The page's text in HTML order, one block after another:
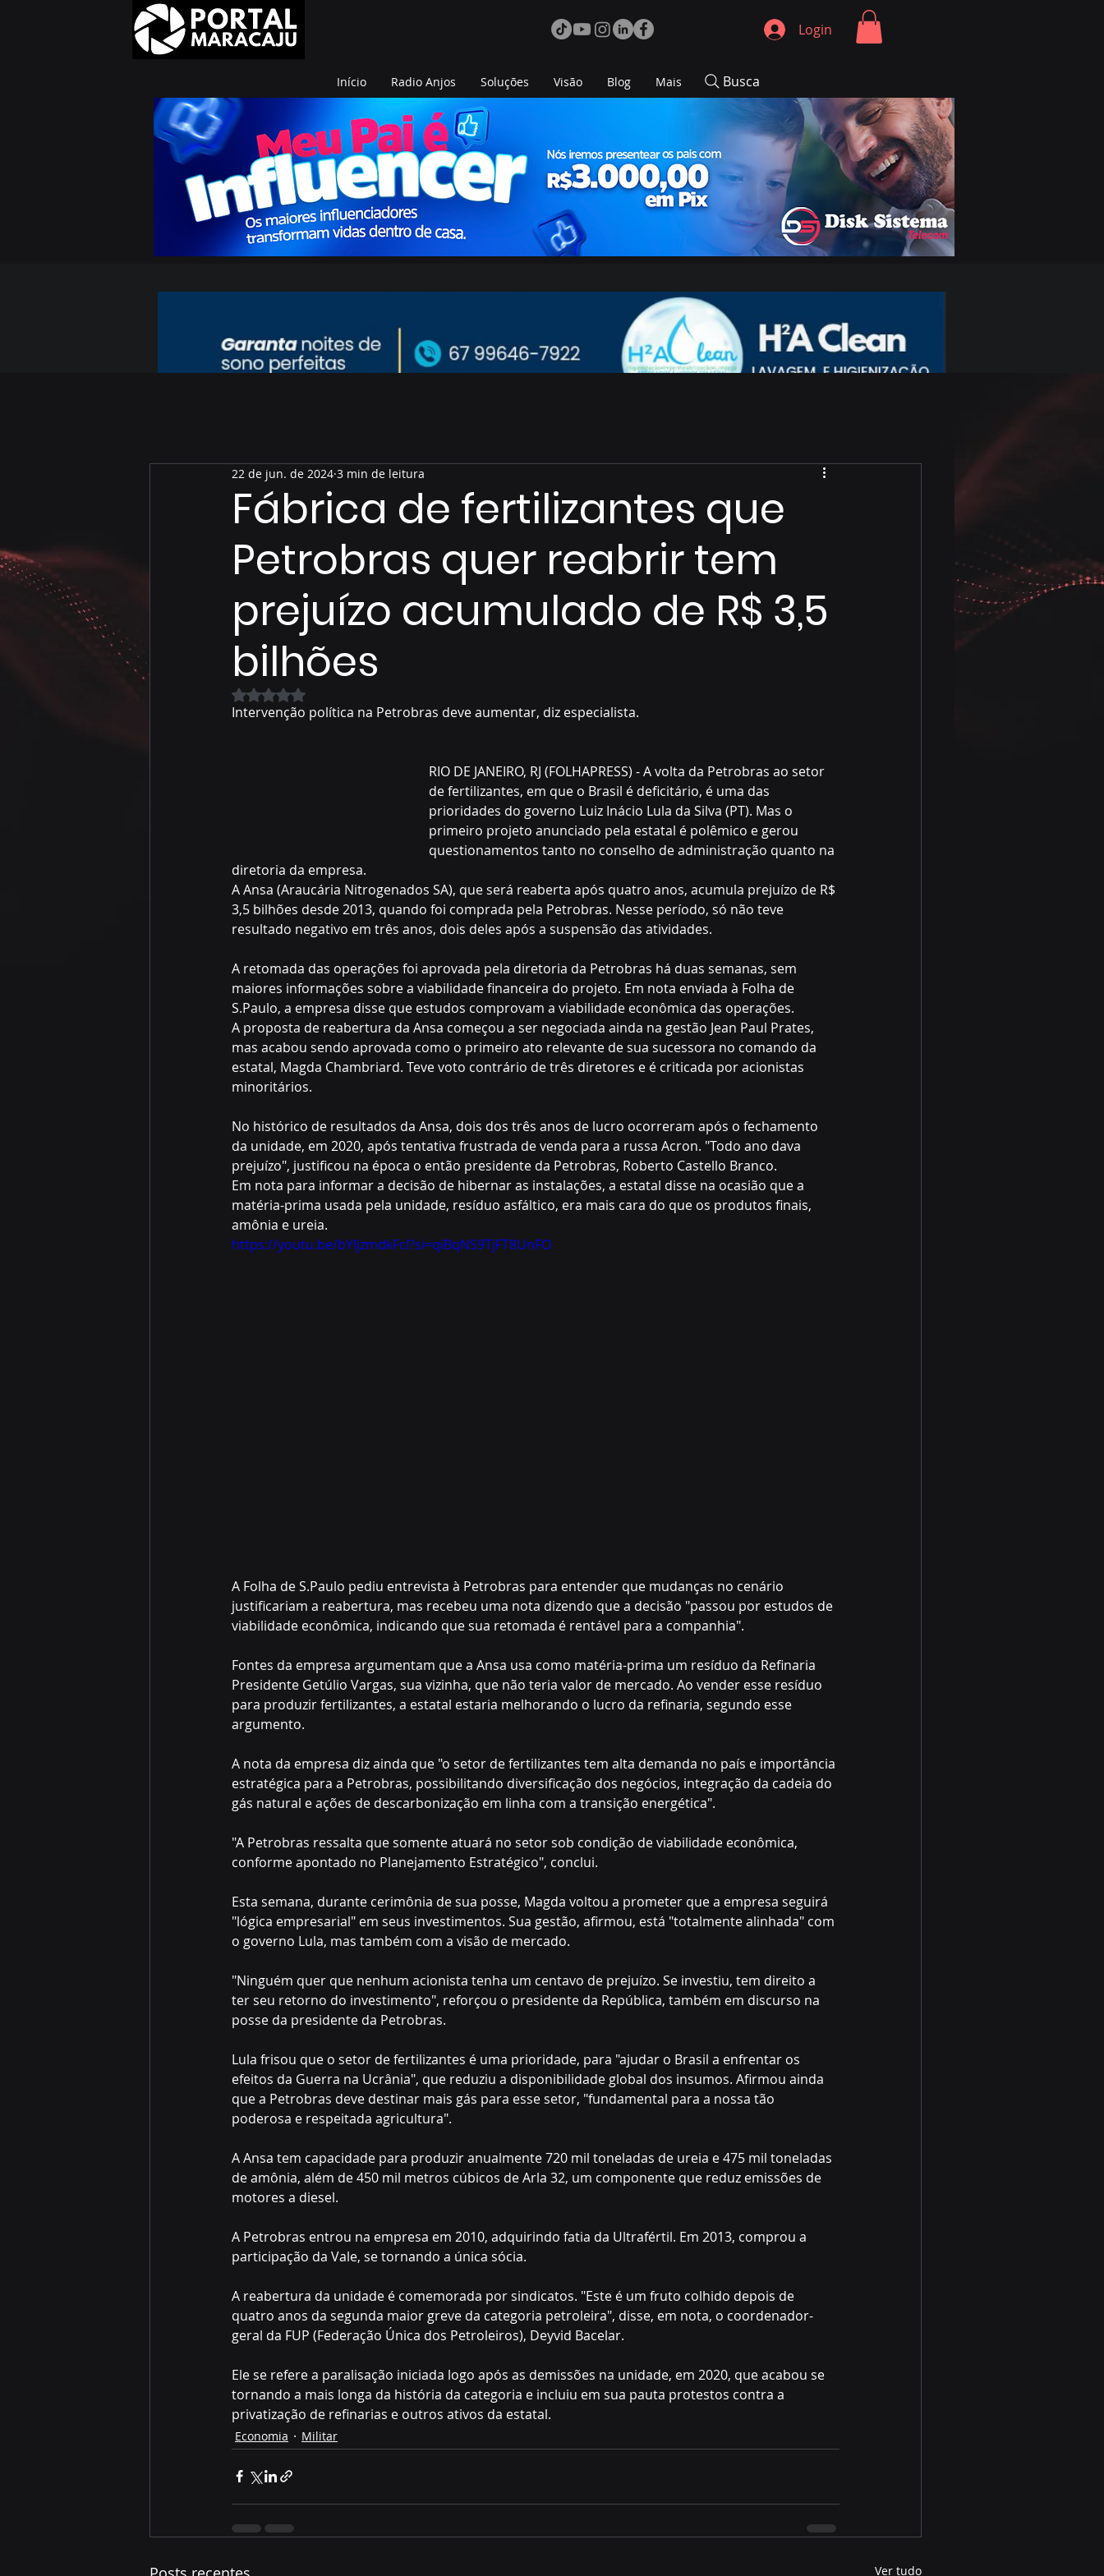
Login
Início Radio Anjos Soluções Visão Blog Mais Busca
Fábrica de fertilizantes que
Petrobras quer reabrir tem
prejuízo acumulado de R$ 3,5
bilhões
22 de jun. de 2024 3 min de leitura
Avaliado com NaN de 5 estrelas.
Intervenção política na Petrobras deve aumentar, diz especialista.
RIO DE JANEIRO, RJ (FOLHAPRESS) - A volta da Petrobras ao setor
de fertilizantes, em que o Brasil é deficitário, é uma das
prioridades do governo Luiz Inácio Lula da Silva (PT). Mas o
primeiro projeto anunciado pela estatal é polêmico e gerou
questionamentos tanto no conselho de administração quanto na
diretoria da empresa.
A Ansa (Araucária Nitrogenados SA), que será reaberta após quatro anos, acumula prejuízo de R$
3,5 bilhões desde 2013, quando foi comprada pela Petrobras. Nesse período, só não teve
resultado negativo em três anos, dois deles após a suspensão das atividades.
A retomada das operações foi aprovada pela diretoria da Petrobras há duas semanas, sem
maiores informações sobre a viabilidade financeira do projeto. Em nota enviada à Folha de
S.Paulo, a empresa disse que estudos comprovam a viabilidade econômica das operações.
A proposta de reabertura da Ansa começou a ser negociada ainda na gestão Jean Paul Prates,
mas acabou sendo aprovada como o primeiro ato relevante de sua sucessora no comando da
estatal, Magda Chambriard. Teve voto contrário de três diretores e é criticada por acionistas
minoritários.
No histórico de resultados da Ansa, dois dos três anos de lucro ocorreram após o fechamento
da unidade, em 2020, após tentativa frustrada de venda para a russa Acron. "Todo ano dava
prejuízo", justificou na época o então presidente da Petrobras, Roberto Castello Branco.
Em nota para informar a decisão de hibernar as instalações, a estatal disse na ocasião que a
matéria-prima usada pela unidade, resíduo asfáltico, era mais cara do que os produtos finais,
amônia e ureia.
https://youtu.be/bYIjzmdkFcI?si=qiBqNS9TjFT8UnFO
A Folha de S.Paulo pediu entrevista à Petrobras para entender que mudanças no cenário
justificariam a reabertura, mas recebeu uma nota dizendo que a decisão "passou por estudos de
viabilidade econômica, indicando que sua retomada é rentável para a companhia".
Fontes da empresa argumentam que a Ansa usa como matéria-prima um resíduo da Refinaria
Presidente Getúlio Vargas, sua vizinha, que não teria valor de mercado. Ao vender esse resíduo
para produzir fertilizantes, a estatal estaria melhorando o lucro da refinaria, segundo esse
argumento.
A nota da empresa diz ainda que "o setor de fertilizantes tem alta demanda no país e importância
estratégica para a Petrobras, possibilitando diversificação dos negócios, integração da cadeia do
gás natural e ações de descarbonização em linha com a transição energética".
"A Petrobras ressalta que somente atuará no setor sob condição de viabilidade econômica,
conforme apontado no Planejamento Estratégico", conclui.
Esta semana, durante cerimônia de sua posse, Magda voltou a prometer que a empresa seguirá
"lógica empresarial" em seus investimentos. Sua gestão, afirmou, está "totalmente alinhada" com
o governo Lula, mas também com a visão de mercado.
"Ninguém quer que nenhum acionista tenha um centavo de prejuízo. Se investiu, tem direito a
ter seu retorno do investimento", reforçou o presidente da República, também em discurso na
posse da presidente da Petrobras.
Lula frisou que o setor de fertilizantes é uma prioridade, para "ajudar o Brasil a enfrentar os
efeitos da Guerra na Ucrânia", que reduziu a disponibilidade global dos insumos. Afirmou ainda
que a Petrobras deve destinar mais gás para esse setor, "fundamental para a nossa tão
poderosa e respeitada agricultura".
A Ansa tem capacidade para produzir anualmente 720 mil toneladas de ureia e 475 mil toneladas
de amônia, além de 450 mil metros cúbicos de Arla 32, um componente que reduz emissões de
motores a diesel.
A Petrobras entrou na empresa em 2010, adquirindo fatia da Ultrafértil. Em 2013, comprou a
participação da Vale, se tornando a única sócia.
A reabertura da unidade é comemorada por sindicatos. "Este é um fruto colhido depois de
quatro anos da segunda maior greve da categoria petroleira", disse, em nota, o coordenador-
geral da FUP (Federação Única dos Petroleiros), Deyvid Bacelar.
Ele se refere a paralisação iniciada logo após as demissões na unidade, em 2020, que acabou se
tornando a mais longa da história da categoria e incluiu em sua pauta protestos contra a
privatização de refinarias e outros ativos da estatal.
Economia Militar
Ver tudo